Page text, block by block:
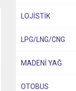
LOJİSTİK
LPG/LNG/CNG
MADENİ YAĞ
OTOBUS